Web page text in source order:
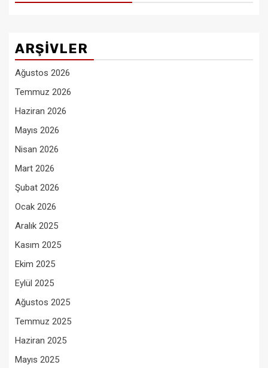
ARŞIVLER
Ağustos 2026
Temmuz 2026
Haziran 2026
Mayıs 2026
Nisan 2026
Mart 2026
Şubat 2026
Ocak 2026
Aralık 2025
Kasım 2025
Ekim 2025
Eylül 2025
Ağustos 2025
Temmuz 2025
Haziran 2025
Mayıs 2025